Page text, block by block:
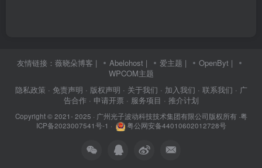
友情链接： 薇晓朵博客 | Abelohost | 爱主题 | OpenByt |
WPCOM主题
隐私政策 · 免责声明 · 版权声明 · 关于我们 · 加入我们 · 联系我们 · 广
告合作 · 申请开票 · 服务项目 · 推介计划
Copyright © 2021- 2025 · 广州光子波动科技技术集团有限公司版权所有·粤
ICP备2023007541号-1 · 粤公网安备44010602012728号